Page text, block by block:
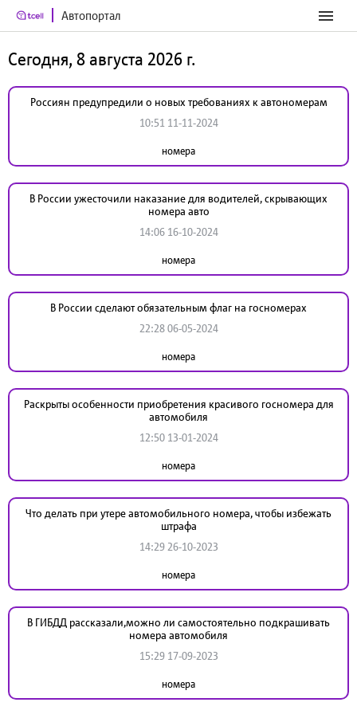
Автопортал
Сегодня, 8 августа 2026 г.
Россиян предупредили о новых требованиях к автономерам
10:51 11-11-2024
номера
В России ужесточили наказание для водителей, скрывающих
номера авто
14:06 16-10-2024
номера
В России сделают обязательным флаг на госномерах
22:28 06-05-2024
номера
Раскрыты особенности приобретения красивого госномера для
автомобиля
12:50 13-01-2024
номера
Что делать при утере автомобильного номера, чтобы избежать
штрафа
14:29 26-10-2023
номера
В ГИБДД рассказали,можно ли самостоятельно подкрашивать
номера автомобиля
15:29 17-09-2023
номера